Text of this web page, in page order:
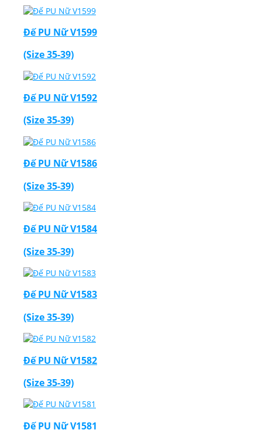
Đế PU Nữ V1599
(Size 35-39)
Đế PU Nữ V1592
(Size 35-39)
Đế PU Nữ V1586
(Size 35-39)
Đế PU Nữ V1584
(Size 35-39)
Đế PU Nữ V1583
(Size 35-39)
Đế PU Nữ V1582
(Size 35-39)
Đế PU Nữ V1581
Thiết Kế Website